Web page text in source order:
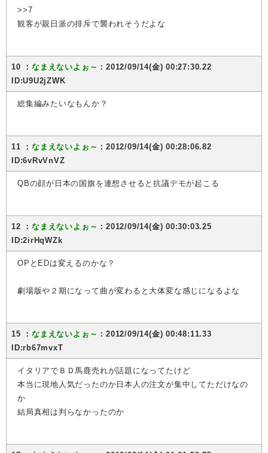
>>7
観客が親日派の排斥で襲われそうだよな
10 ：なまえないよぉ～ ：2012/09/14(金) 00:27:30.22
ID:U9U2jZWK
総集編みたいなもんか？
11 ：なまえないよぉ～ ：2012/09/14(金) 00:28:06.82
ID:6vRvVnVZ
QBの顔が日本の国旗を連想させると抗議デモが起こる
12 ：なまえないよぉ～ ：2012/09/14(金) 00:30:03.25
ID:2irHqWZk
OPとEDは変えるのかな？
劇場版や２期になって曲が変わると大体変な感じになるよな
15 ：なまえないよぉ～ ：2012/09/14(金) 00:48:11.33
ID:rb67mvxT
イタリアでＢＤ馬鹿売れが話題になってたけど
本当に現地人気だったのか日本人の注文が集中してただけなの
か
結局真相は判らなかったのか